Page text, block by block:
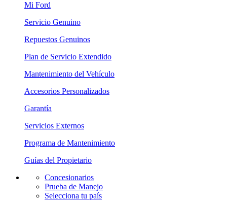
Mi Ford
Servicio Genuino
Repuestos Genuinos
Plan de Servicio Extendido
Mantenimiento del Vehículo
Accesorios Personalizados
Garantía
Servicios Externos
Programa de Mantenimiento
Guías del Propietario
Concesionarios
Prueba de Manejo
Selecciona tu país